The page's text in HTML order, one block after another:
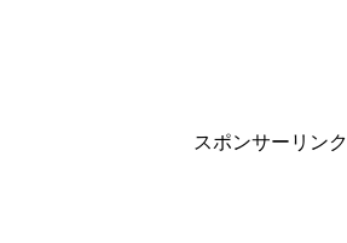
スポンサーリンク